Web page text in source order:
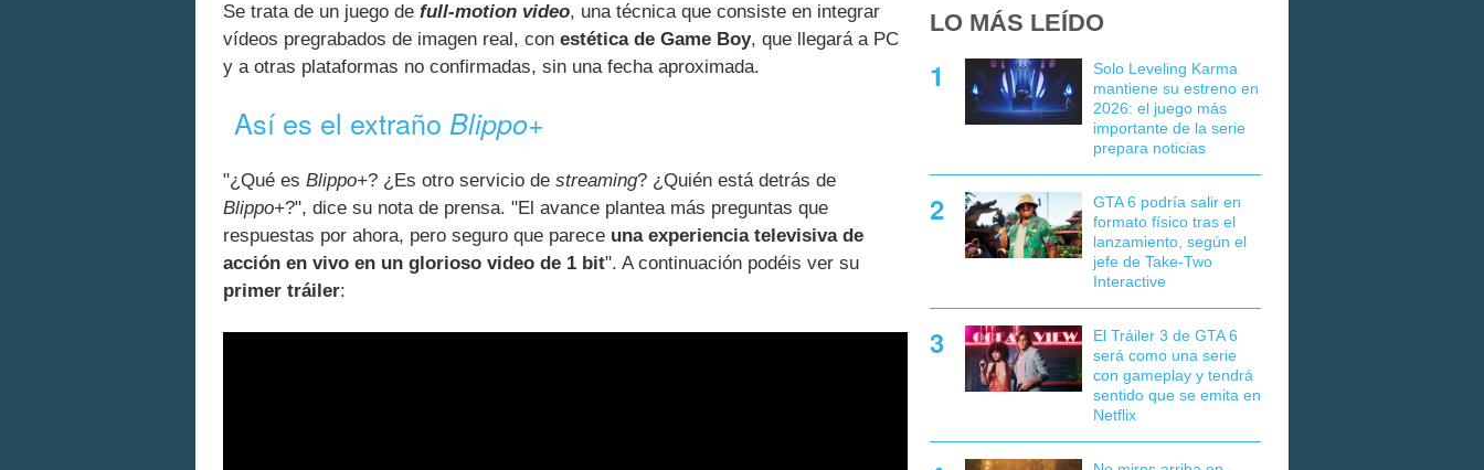
Se trata de un juego de full-motion video, una técnica que consiste en integrar
vídeos pregrabados de imagen real, con estética de Game Boy, que llegará a PC
y a otras plataformas no confirmadas, sin una fecha aproximada.
Así es el extrañoBlippo+
"¿Qué es Blippo+? ¿Es otro servicio de streaming? ¿Quién está detrás de
Blippo+?", dice su nota de prensa. "El avance plantea más preguntas que
respuestas por ahora, pero seguro que parece una experiencia televisiva de
acción en vivo en un glorioso video de 1 bit". A continuación podéis ver su
primer tráiler:
LO MÁS LEÍDO
Solo Leveling Karma
mantiene su estreno en
2026: el juego más
importante de la serie
prepara noticias
GTA 6 podría salir en
formato físico tras el
lanzamiento, según el
jefe de Take-Two
Interactive
El Tráiler 3 de GTA 6
será como una serie
con gameplay y tendrá
sentido que se emita en
Netflix